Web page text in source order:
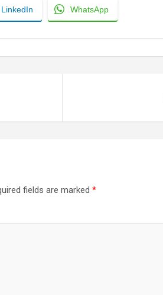
LinkedIn WhatsApp
fields are marked *